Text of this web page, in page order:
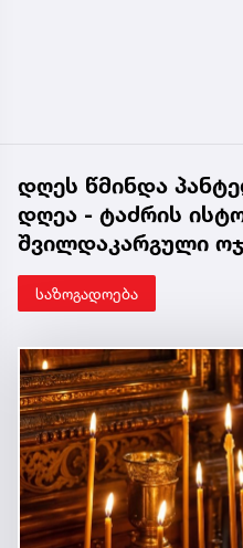
დღეს წმინდა
დღეა - ტაძრის
შვილდაკარგული
საზოგადოება